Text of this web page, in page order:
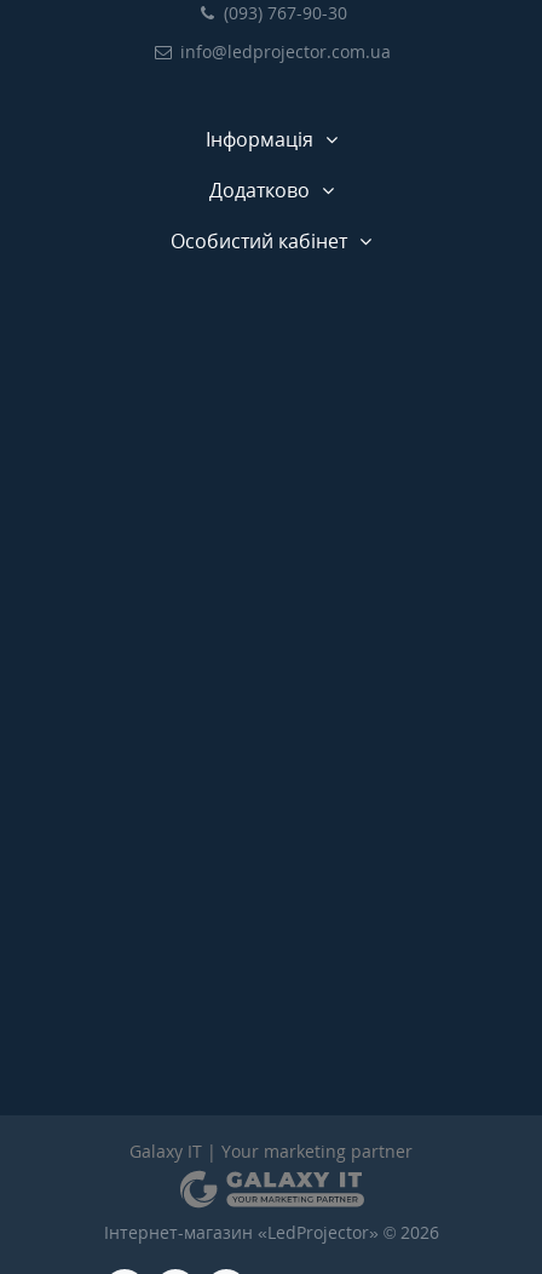
(093) 767-90-30
info@ledprojector.com.ua
Інформація
Додатково
Особистий кабінет
Інтернет-магазин «LedProjector» © 2026
Galaxy IT | Your marketing partner